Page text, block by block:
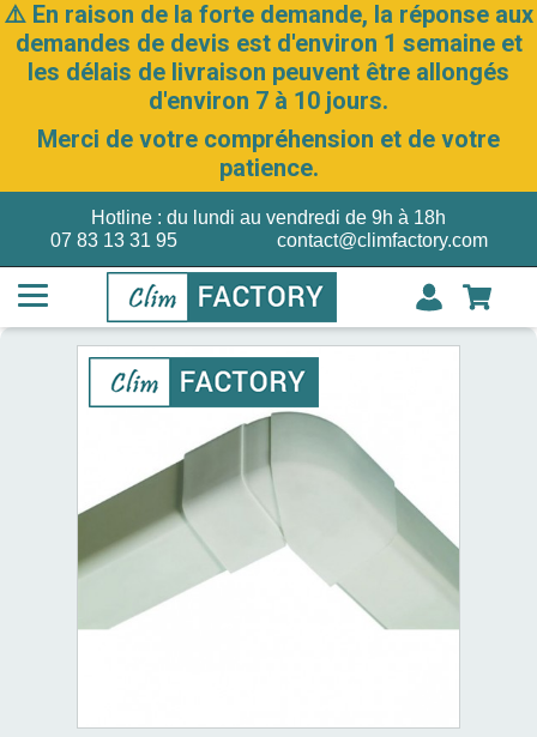
⚠️ En raison de la forte demande, la réponse aux
demandes de devis est d'environ 1 semaine et
les délais de livraison peuvent être allongés
d'environ 7 à 10 jours.
Merci de votre compréhension et de votre
patience.
07 83 13 31 95
Hotline : du lundi au vendredi de 9h à 18h
contact@climfactory.com